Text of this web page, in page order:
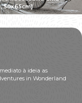
50x65cm]
à ideia as
in Wonderland